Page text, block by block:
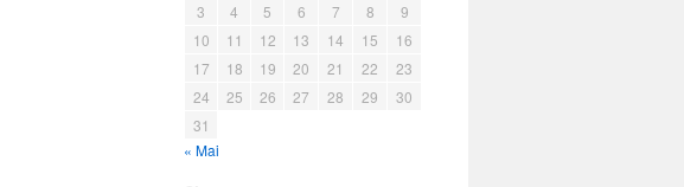
3
4 5 6 7 8
9
10
11 12 13 14 15
16
17
18 19 20 21 22
23
24
25 26 27 28 29
30
31
« Mai